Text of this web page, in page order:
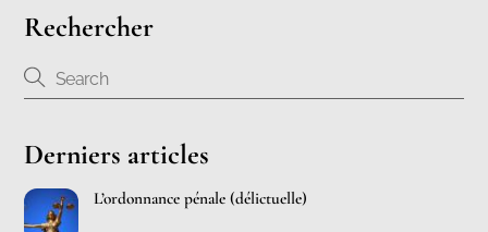
Rechercher
Derniers articles
L’ordonnance pénale (délictuelle)